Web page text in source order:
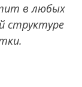
в любых
структуре